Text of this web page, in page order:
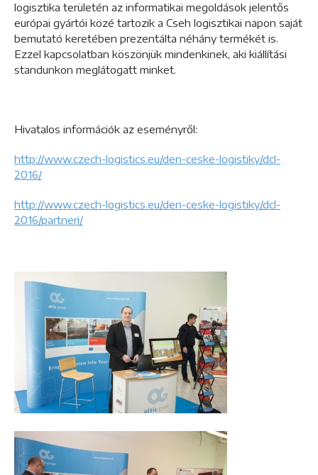
logisztika területén az informatikai megoldások jelentős
európai gyártói közé tartozik a Cseh logisztikai napon saját
bemutató keretében prezentálta néhány termékét is.
Ezzel kapcsolatban köszönjük mindenkinek, aki kiállítási
standunkon meglátogatt minket.
Hivatalos információk az eseményről:
http://www.czech-logistics.eu/den-ceske-logistiky/dcl-
2016/
http://www.czech-logistics.eu/den-ceske-logistiky/dcl-
2016/partneri/